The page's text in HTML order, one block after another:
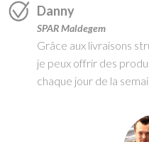
Danny
SPAR Maldegem
Grâce aux livraisons
je peux offrir des
chaque jour de la